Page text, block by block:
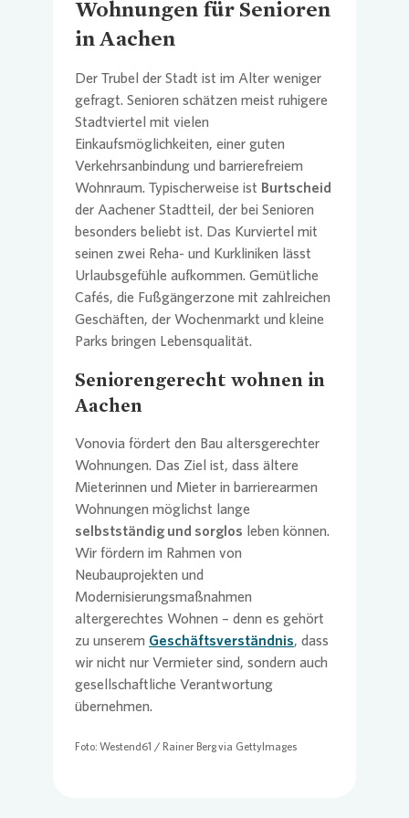
Wohnungen für Senioren
in Aachen
Der Trubel der Stadt ist im Alter weniger
gefragt. Senioren schätzen meist ruhigere
Stadtviertel mit vielen
Einkaufsmöglichkeiten, einer guten
Verkehrsanbindung und barrierefreiem
Wohnraum. Typischerweise ist Burtscheid
der Aachener Stadtteil, der bei Senioren
besonders beliebt ist. Das Kurviertel mit
seinen zwei Reha- und Kurkliniken lässt
Urlaubsgefühle aufkommen. Gemütliche
Cafés, die Fußgängerzone mit zahlreichen
Geschäften, der Wochenmarkt und kleine
Parks bringen Lebensqualität.
Seniorengerecht wohnen in
Aachen
Vonovia fördert den Bau altersgerechter
Wohnungen. Das Ziel ist, dass ältere
Mieterinnen und Mieter in barrierearmen
Wohnungen möglichst lange
selbstständig und sorglos leben können.
Wir fördern im Rahmen von
Neubauprojekten und
Modernisierungsmaßnahmen
altergerechtes Wohnen – denn es gehört
zu unserem Geschäftsverständnis, dass
wir nicht nur Vermieter sind, sondern auch
gesellschaftliche Verantwortung
übernehmen.
Foto: Westend61 / Rainer Berg via GettyImages